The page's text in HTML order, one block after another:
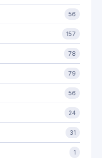
56
157
78
79
56
24
31
1